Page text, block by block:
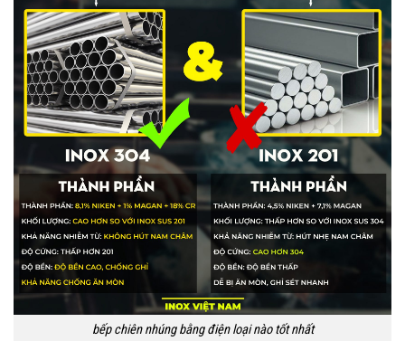
bếp chiên nhúng bằng điện loại nào tốt nhất